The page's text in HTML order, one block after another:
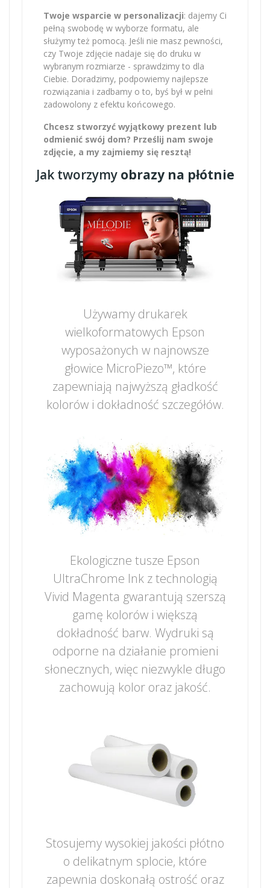
Twoje wsparcie w personalizacji: dajemy Ci
pełną swobodę w wyborze formatu, ale
służymy też pomocą. Jeśli nie masz pewności,
czy Twoje zdjęcie nadaje się do druku w
wybranym rozmiarze - sprawdzimy to dla
Ciebie. Doradzimy, podpowiemy najlepsze
rozwiązania i zadbamy o to, byś był w pełni
zadowolony z efektu końcowego.
Chcesz stworzyć wyjątkowy prezent lub
odmienić swój dom? Prześlij nam swoje
zdjęcie, a my zajmiemy się resztą!
Jak tworzymyobrazy na płótnie
Używamy drukarek
wielkoformatowych Epson
wyposażonych w najnowsze
głowice MicroPiezo™, które
zapewniają najwyższą gładkość
kolorów i dokładność szczegółów.
Ekologiczne tusze Epson
UltraChrome Ink z technologią
Vivid Magenta gwarantują szerszą
gamę kolorów i większą
dokładność barw. Wydruki są
odporne na działanie promieni
słonecznych, więc niezwykle długo
zachowują kolor oraz jakość.
Stosujemy wysokiej jakości płótno
o delikatnym splocie, które
zapewnia doskonałą ostrość oraz